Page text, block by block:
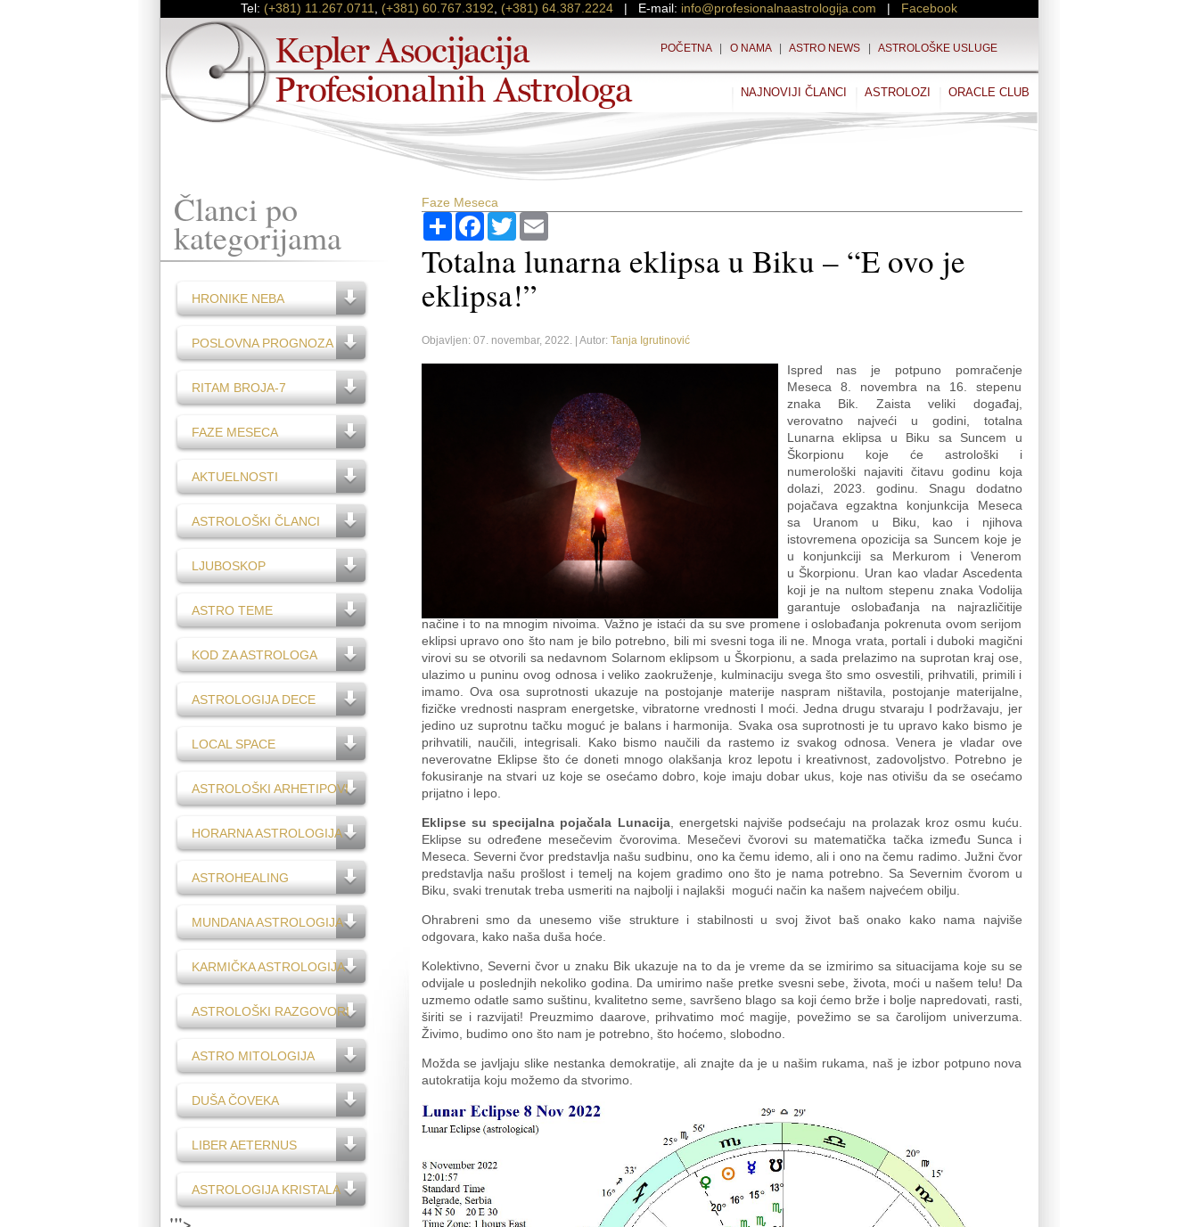
Tel: (+381) 11.267.0711 (+381) 60.767.3192 (+381) 64.387.2224 | E-mail: info@profesionalnaastrologija.com | Facebook
POČETNA| O NAMA| ASTRO NEWS| ASTROLOŠKE USLUGE
ORACLE CLUB
ASTROLOZI
NAJNOVIJI ČLANCI
Članci po
kategorijama
HRONIKE NEBA
POSLOVNA PROGNOZA
RITAM BROJA-7
FAZE MESECA
AKTUELNOSTI
ASTROLOŠKI ČLANCI
LJUBOSKOP
ASTRO TEME
KOD ZA ASTROLOGA
ASTROLOGIJA DECE
LOCAL SPACE
ASTROLOŠKI ARHETIPOVI
HORARNA ASTROLOGIJA
ASTROHEALING
MUNDANA ASTROLOGIJA
KARMIČKA ASTROLOGIJA
ASTROLOŠKI RAZGOVORI
ASTRO MITOLOGIJA
DUŠA ČOVEKA
LIBER AETERNUS
ASTROLOGIJA KRISTALA
Faze Meseca
PodijeliFacebook
TwitterEmail
Totalna lunarna eklipsa u Biku – “E ovo je
eklipsa!”
Objavljen: 07. novembar, 2022. | Autor: Tanja Igrutinović
Ispred nas je potpuno pomračenje
Meseca 8. novembra na 16. stepenu
znaka Bik. Zaista veliki događaj,
verovatno najveći u godini, totalna
Lunarna eklipsa u Biku sa Suncem u
Škorpionu koje će astrološki i
numerološki najaviti čitavu godinu koja
dolazi, 2023. godinu. Snagu dodatno
pojačava egzaktna konjunkcija Meseca
sa Uranom u Biku, kao i njihova
istovremena opozicija sa Suncem koje je
u konjunkciji sa Merkurom i Venerom
u Škorpionu. Uran kao vladar Ascedenta
koji je na nultom stepenu znaka Vodolija
garantuje oslobađanja na najrazličitije
načine i to na mnogim nivoima. Važno je istaći da su sve promene i oslobađanja pokrenuta ovom serijom
eklipsi upravo ono što nam je bilo potrebno, bili mi svesni toga ili ne. Mnoga vrata, portali i duboki magični
virovi su se otvorili sa nedavnom Solarnom eklipsom u Škorpionu, a sada prelazimo na suprotan kraj ose,
ulazimo u puninu ovog odnosa i veliko zaokruženje, kulminaciju svega što smo osvestili, prihvatili, primili i
imamo. Ova osa suprotnosti ukazuje na postojanje materije naspram ništavila, postojanje materijalne,
fizičke vrednosti naspram energetske, vibratorne vrednosti I moći. Jedna drugu stvaraju I podržavaju, jer
jedino uz suprotnu tačku moguć je balans i harmonija. Svaka osa suprotnosti je tu upravo kako bismo je
prihvatili, naučili, integrisali. Kako bismo naučili da rastemo iz svakog odnosa. Venera je vladar ove
neverovatne Eklipse što će doneti mnogo olakšanja kroz lepotu i kreativnost, zadovoljstvo. Potrebno je
fokusiranje na stvari uz koje se osećamo dobro, koje imaju dobar ukus, koje nas otivišu da se osećamo
prijatno i lepo.
Eklipse su specijalna pojačala Lunacija, energetski najviše podsećaju na prolazak kroz osmu kuću.
Eklipse su određene mesečevim čvorovima. Mesečevi čvorovi su matematička tačka između Sunca i
Meseca. Severni čvor predstavlja našu sudbinu, ono ka čemu idemo, ali i ono na čemu radimo. Južni čvor
predstavlja našu prošlost i temelj na kojem gradimo ono što je nama potrebno. Sa Severnim čvorom u
Biku, svaki trenutak treba usmeriti na najbolji i najlakši mogući način ka našem najvećem obilju.
Ohrabreni smo da unesemo više strukture i stabilnosti u svoj život baš onako kako nama najviše
odgovara, kako naša duša hoće.
Kolektivno, Severni čvor u znaku Bik ukazuje na to da je vreme da se izmirimo sa situacijama koje su se
odvijale u poslednjih nekoliko godina. Da umirimo naše pretke svesni sebe, života, moći u našem telu! Da
uzmemo odatle samo suštinu, kvalitetno seme, savršeno blago sa koji ćemo brže i bolje napredovati, rasti,
širiti se i razvijati! Preuzmimo daarove, prihvatimo moć magije, povežimo se sa čarolijom univerzuma.
Živimo, budimo ono što nam je potrebno, što hoćemo, slobodno.
Možda se javljaju slike nestanka demokratije, ali znajte da je u našim rukama, naš je izbor potpuno nova
autokratija koju možemo da stvorimo.